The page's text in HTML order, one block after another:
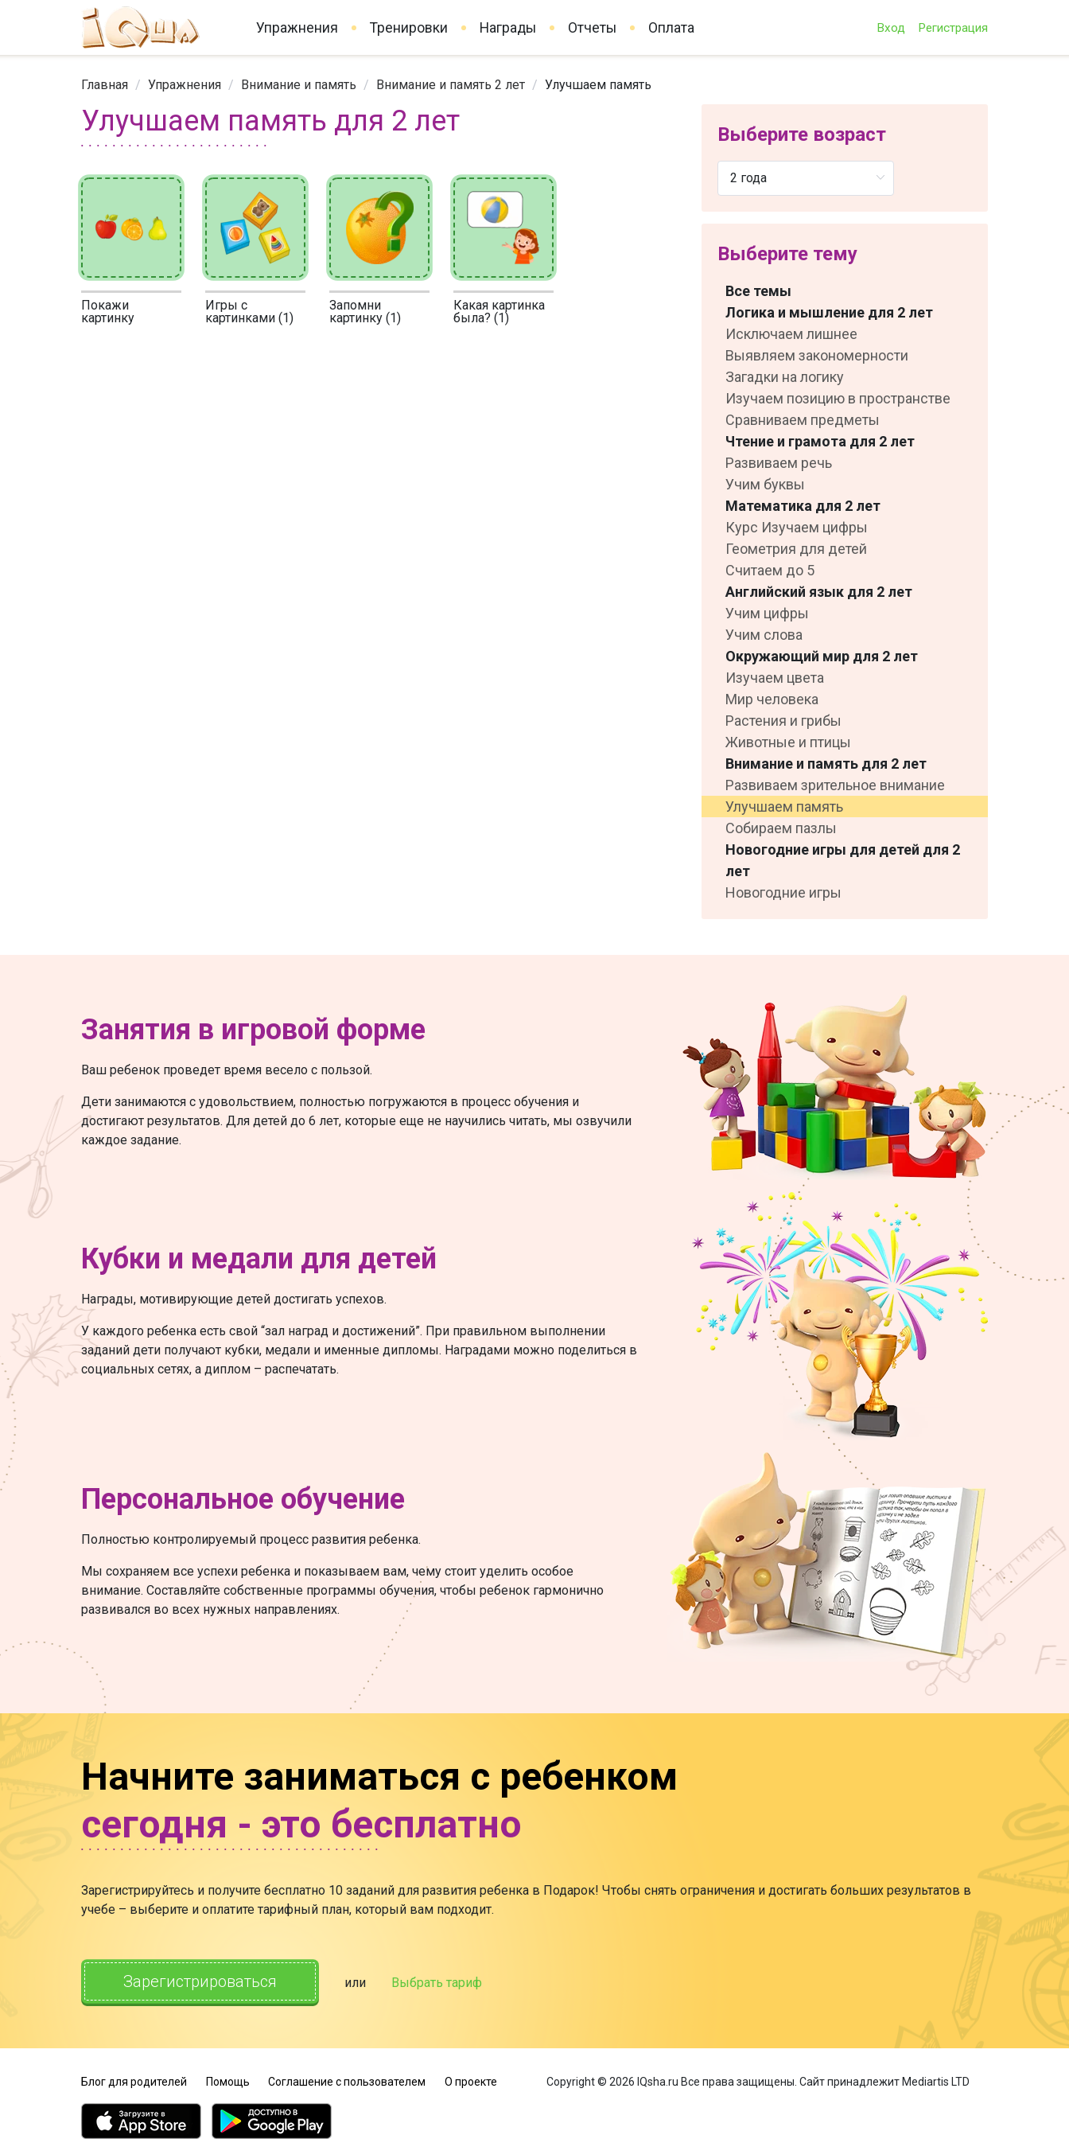
Упражнения Тренировки Награды Отчеты Оплата Вход Регистрация
Главная / Упражнения / Внимание и память / Внимание и память 2 лет / Улучшаем память
Улучшаем память для 2 лет
Покажи
картинку
Игры с
картинками (1)
Запомни
картинку (1)
Какая картинка
была? (1)
Выберите возраст
Выберите тему
Все темы
Логика и мышление для 2 лет
Исключаем лишнее
Выявляем закономерности
Загадки на логику
Изучаем позицию в пространстве
Сравниваем предметы
Чтение и грамота для 2 лет
Развиваем речь
Учим буквы
Математика для 2 лет
Курс Изучаем цифры
Геометрия для детей
Считаем до 5
Английский язык для 2 лет
Учим цифры
Учим слова
Окружающий мир для 2 лет
Изучаем цвета
Мир человека
Растения и грибы
Животные и птицы
Внимание и память для 2 лет
Развиваем зрительное внимание
Улучшаем память
Собираем пазлы
Новогодние игры для детей для 2
лет
Новогодние игры
Занятия в игровой форме
Ваш ребенок проведет время весело с пользой.
Дети занимаются с удовольствием, полностью погружаются в процесс обучения и
достигают результатов. Для детей до 6 лет, которые еще не научились читать, мы озвучили
каждое задание.
Кубки и медали для детей
Награды, мотивирующие детей достигать успехов.
У каждого ребенка есть свой “зал наград и достижений”. При правильном выполнении
заданий дети получают кубки, медали и именные дипломы. Наградами можно поделиться в
социальных сетях, а диплом – распечатать.
Персональное обучение
Полностью контролируемый процесс развития ребенка.
Мы сохраняем все успехи ребенка и показываем вам, чему стоит уделить особое
внимание. Составляйте собственные программы обучения, чтобы ребенок гармонично
развивался во всех нужных направлениях.
Начните заниматься с ребенком
сегодня - это бесплатно
Зарегистрируйтесь и получите бесплатно 10 заданий для развития ребенка в Подарок! Чтобы снять ограничения и достигать больших результатов в
учебе – выберите и оплатите тарифный план, который вам подходит.
Зарегистрироваться или Выбрать тариф
Блог для родителей Помощь Соглашение с пользователем О проекте Copyright © 2026 IQsha.ru Все права защищены. Сайт принадлежит Mediartis LTD